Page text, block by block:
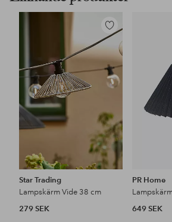
Lägg
till
i
favoriter
Star Trading
Lampskärm Vide 38 cm
279 SEK
PR Home
649 SEK